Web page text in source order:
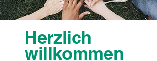
Herzlich
willkommen